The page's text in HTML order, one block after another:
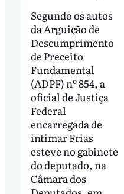
Segundo os autos
da Arguição de
Descumprimento
de Preceito
Fundamental
(ADPF) nº 854, a
oficial de Justiça
Federal
encarregada de
intimar Frias
esteve no gabinete
do deputado, na
Câmara dos